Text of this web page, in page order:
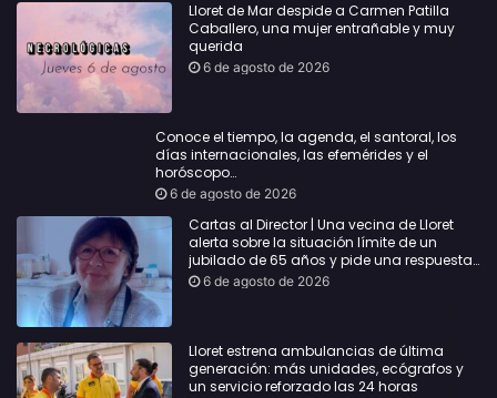
Lloret de Mar despide a Carmen Patilla
Caballero, una mujer entrañable y muy
querida
6 de agosto de 2026
Conoce el tiempo, la agenda, el santoral, los
días internacionales, las efemérides y el
horóscopo…
6 de agosto de 2026
Cartas al Director | Una vecina de Lloret
alerta sobre la situación límite de un
jubilado de 65 años y pide una respuesta
urgente
6 de agosto de 2026
Lloret estrena ambulancias de última
generación: más unidades, ecógrafos y
un servicio reforzado las 24 horas